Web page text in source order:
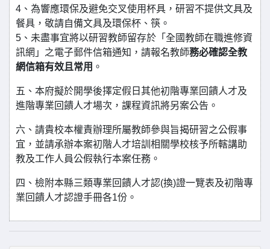
4、為響應環保及避免交叉使用杯具，研習不提供文具及
餐具，敬請自備文具及環保杯、筷。
5、未盡事宜將以研習教師留存於「全國教師在職進修資
訊網」之電子郵件信箱通知，請報名教師務必確認全教
網信箱有效且常用 。
五、本府擬於開學後擇定假日其他初階專業回饋人才及
進階專業回饋人才場次，課程資訊將另案公告。
六、請貴校本權責辦理所屬教師參與旨揭研習之公假事
宜，並請承辦本案初階人才培訓相關學校核予所轄講助
教及工作人員公假執行本案任務。
四、檢附本縣三類專業回饋人才認(換)證一覽表及初階專
業回饋人才認證手冊各1份。